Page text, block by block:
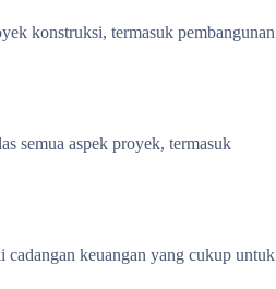
konstruksi, termasuk pembangunan
semua aspek proyek, termasuk
cadangan keuangan yang cukup untuk